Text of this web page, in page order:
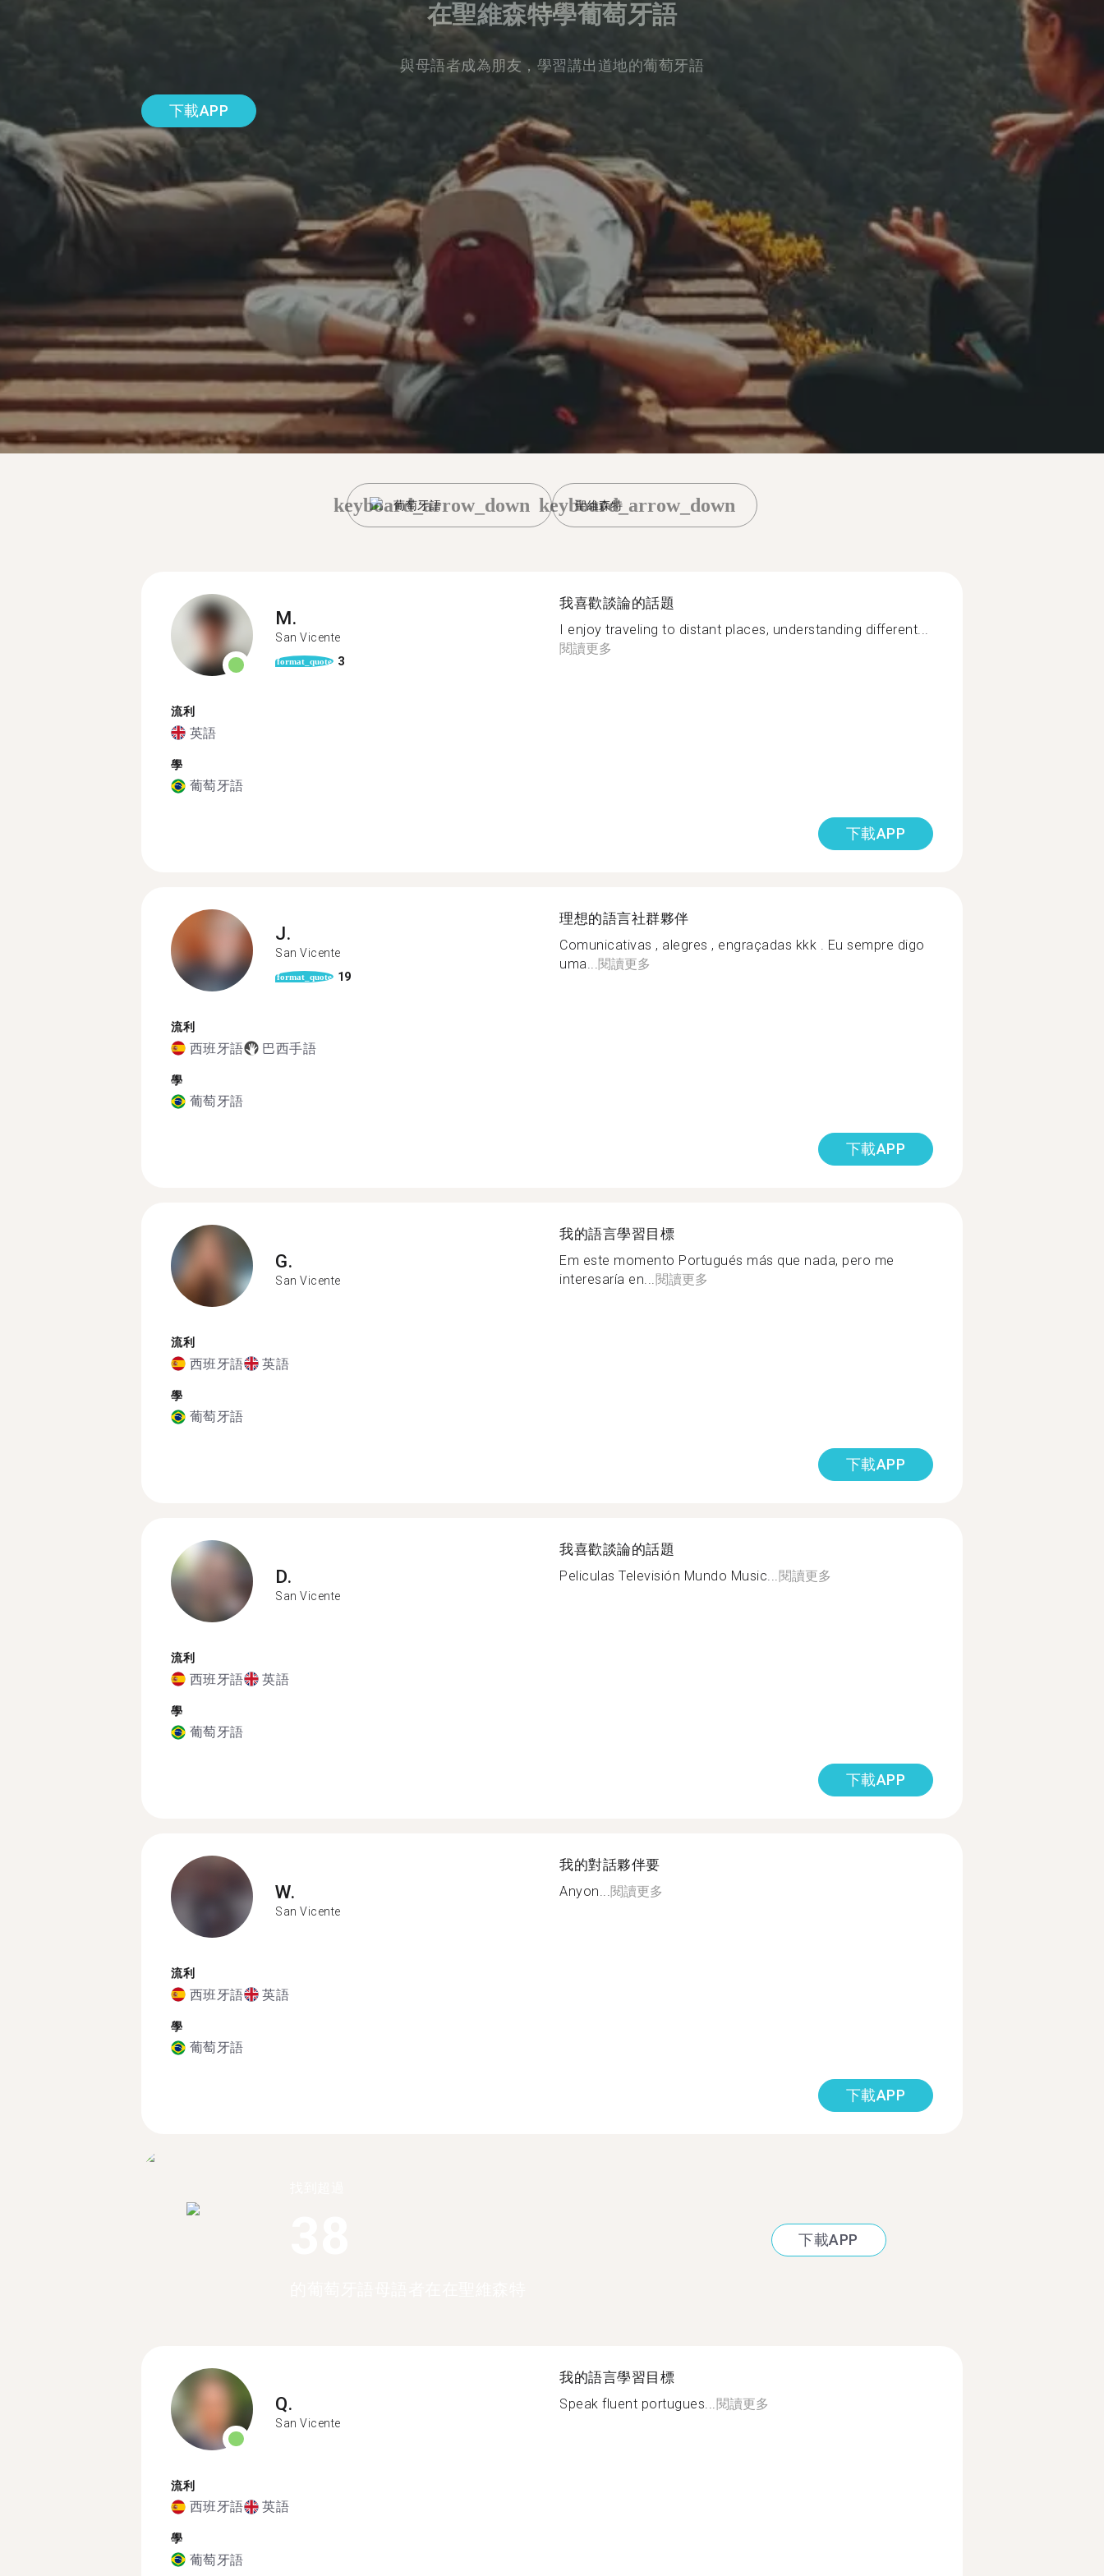
在聖維森特學葡萄牙語
與母語者成為朋友，學習講出道地的葡萄牙語
下載APP
葡萄牙語
keyboard_arrow_down 聖維森特
keyboard_arrow_down
M.
San Vicente
format_quote 3
流利
英語
學
葡萄牙語
我喜歡談論的話題
I enjoy traveling to distant places, understanding different...
閱讀更多
下載APP
J.
San Vicente
format_quote 19
流利
西班牙語 巴西手語
學
葡萄牙語
理想的語言社群夥伴
Comunicativas , alegres , engraçadas kkk . Eu sempre digo
uma...閱讀更多
下載APP
G.
San Vicente
流利
西班牙語 英語
學
葡萄牙語
我的語言學習目標
Em este momento Portugués más que nada, pero me
interesaría en...閱讀更多
下載APP
D.
San Vicente
流利
西班牙語 英語
學
葡萄牙語
我喜歡談論的話題
Peliculas Televisión Mundo Music...閱讀更多
下載APP
W.
San Vicente
流利
西班牙語 英語
學
葡萄牙語
我的對話夥伴要
Anyon...閱讀更多
下載APP
下載APP
Q.
San Vicente
流利
西班牙語 英語
學
葡萄牙語
我的語言學習目標
Speak fluent portugues... 閱讀更多